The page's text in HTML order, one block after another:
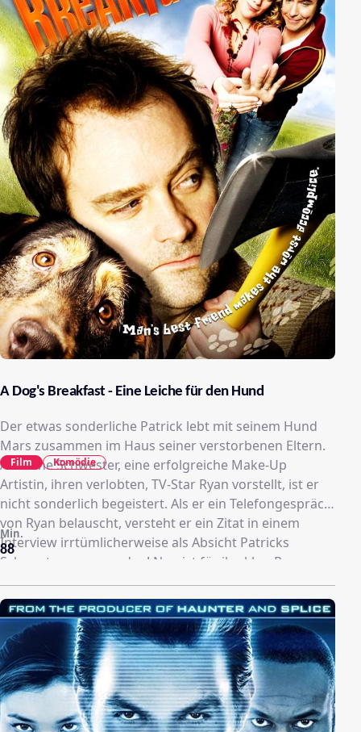
A Dog's Breakfast - Eine Leiche für den Hund
Der etwas sonderliche Patrick lebt mit seinem Hund
Mars zusammen im Haus seiner verstorbenen Eltern.
Als seine Schwester, eine erfolgreiche Make-Up
Artistin, ihren verlobten, TV-Star Ryan vorstellt, ist er
nicht sonderlich begeistert. Als er ein Telefongespräch
von Ryan belauscht, versteht er ein Zitat in einem
Interview irrtümlicherweise als Absicht Patricks
Schwester zu ermorden! Nun ist für ihn klar: Ryan
muss weg! Patrick plant schon den perfekten Mord,
als Ryan Opfer eines tödlichen Unfalls wird. Nun hat
Patrick ein neues Problem: Wie entsorgt er möglichst
unauffällig die Leiche ? Dies erweist sich als schwierig,
da die Leiche immer wieder auftaucht. Daher bleibt
ihm nur der ultimative Entsorgungsweg, wobei sein
Hund und die der Nachbarn eine grosse Rolle spielen.
88
Min.
Film Komödie